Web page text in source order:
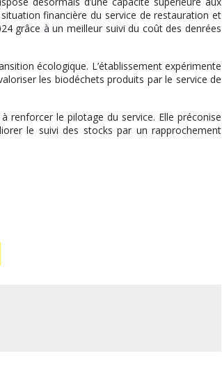
financière du service de restauration et
grâce à un meilleur suivi du coût des denrées
écologique. L’établissement expérimente
les biodéchets produits par le service de
renforcer le pilotage du service. Elle préconise
le suivi des stocks par un rapprochement